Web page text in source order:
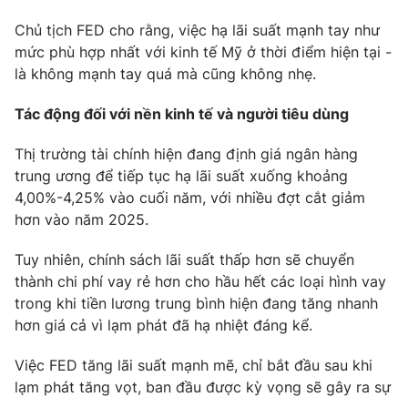
Video Shorts video
VTV Sức khoẻ Bất động sản
Thị trường 24h Tấm lòng Việt
VTV4 Vươn mình bằng AI
VTV9 VTV8
Liên hệ tòa soạn English
Chủ tịch FED cho rằng, việc hạ lãi suất mạnh tay như
mức phù hợp nhất với kinh tế Mỹ ở thời điểm hiện tại -
là không mạnh tay quá mà cũng không nhẹ.
Tác động đối với nền kinh tế và người tiêu dùng
Thị trường tài chính hiện đang định giá ngân hàng
trung ương để tiếp tục hạ lãi suất xuống khoảng
4,00%-4,25% vào cuối năm, với nhiều đợt cắt giảm
hơn vào năm 2025.
Tuy nhiên, chính sách lãi suất thấp hơn sẽ chuyển
thành chi phí vay rẻ hơn cho hầu hết các loại hình vay
trong khi tiền lương trung bình hiện đang tăng nhanh
hơn giá cả vì lạm phát đã hạ nhiệt đáng kể.
Việc FED tăng lãi suất mạnh mẽ, chỉ bắt đầu sau khi
lạm phát tăng vọt, ban đầu được kỳ vọng sẽ gây ra sự